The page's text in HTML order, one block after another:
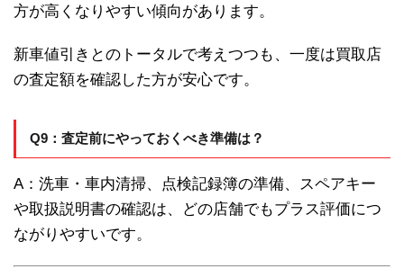
方が高くなりやすい傾向があります。
新車値引きとのトータルで考えつつも、一度は買取店
の査定額を確認した方が安心です。
Q9：査定前にやっておくべき準備は？
A：洗車・車内清掃、点検記録簿の準備、スペアキー
や取扱説明書の確認は、どの店舗でもプラス評価につ
ながりやすいです。